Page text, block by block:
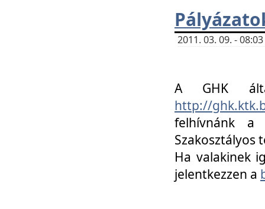
2011. 03. 09. -
A GHK
http://
felhívnánk a
Szakosztályos
Ha valakinek
jelentkezzen a